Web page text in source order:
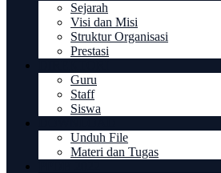
Sejarah
Visi dan Misi
Struktur Organisasi
Prestasi
Guru
Staff
Siswa
Unduh File
Materi dan Tugas